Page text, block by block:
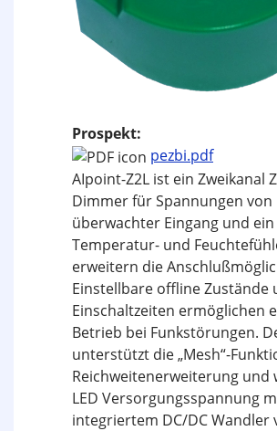
Prospekt:
pezbi.pdf
AIpoint-Z2L ist ein Zweikanal
Dimmer für Spannungen von
überwachter Eingang und
Temperatur- und
erweitern die
Einstellbare offline Zustände
Einschaltzeiten ermöglichen
Betrieb bei Funkstörungen.
unterstützt die „Mesh“-
Reichweitenerweiterung und
LED Versorgungsspannung
integriertem DC/DC Wandler